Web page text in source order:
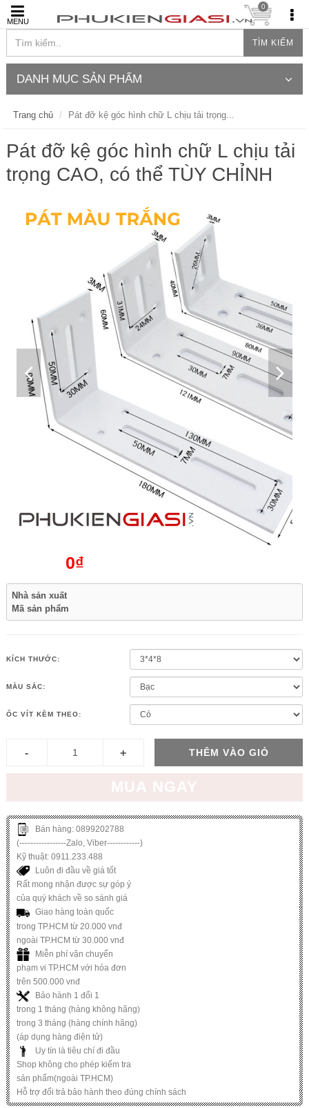
MENU
TÌM KIẾM
0
DANH MỤC SẢN PHẨM
Trang chủ Pát đỡ kệ góc hình chữ L chịu tải trọng...
Pát đỡ kệ góc hình chữ L chịu tải
trọng CAO, có thể TÙY CHỈNH
0₫
Nhà sản xuất
Mã sản phẩm
KÍCH THƯỚC:
MÀU SẮC:
ỐC VÍT KÈM THEO:
THÊM VÀO GIỎ
Bán hàng: 0899202788
(-----------------Zalo, Viber------------)
Kỹ thuật: 0911.233.488
Luôn đi đầu về giá tốt
Rất mong nhận được sự góp ý
của quý khách về so sánh giá
Giao hàng toàn quốc
trong TP.HCM từ 20.000 vnđ
ngoài TP.HCM từ 30.000 vnđ
Miễn phí vận chuyển
phạm vi TP.HCM với hóa đơn
trên 500.000 vnđ
Bảo hành 1 đổi 1
trong 1 tháng (hàng không hãng)
trong 3 tháng (hàng chính hãng)
(áp dụng hàng điện tử)
Uy tín là tiêu chí đi đầu
Shop không cho phép kiểm tra
sản phẩm(ngoài TP.HCM)
Hỗ trợ đổi trả bảo hành theo đúng chính sách